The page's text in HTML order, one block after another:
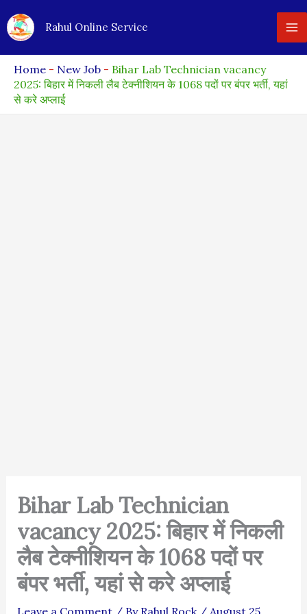
to
Rahul Online Service
Home - New Job - Bihar Lab Technician vacancy
2025: बिहार में निकली लैब टेक्नीशियन के 1068 पदों पर बंपर भर्ती, यहां
से करे अप्लाई
Bihar Lab Technician
vacancy 2025: बिहार में निकली
लैब टेक्नीशियन के 1068 पदों पर
बंपर भर्ती, यहां से करे अप्लाई
Leave a Comment / By Rahul Rock / August 25,